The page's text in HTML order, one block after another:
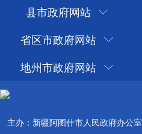
县市政府网站
省区市政府网站
地州市政府网站
主办：新疆阿图什市人民政府办公室